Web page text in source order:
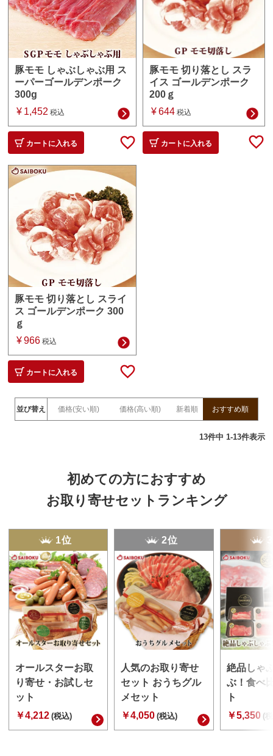
豚モモ しゃぶしゃぶ用 ス
ーパーゴールデンポーク
300g
¥ 1,452 税込
カートに入れる
豚モモ 切り落とし スラ
イス ゴールデンポーク
200ｇ
¥644 税込
カートに入れる
豚モモ 切り落とし スライ
ス ゴールデンポーク 300
ｇ
¥ 966 税込
カートに入れる
並び替え 価格(安い順) 価格(高い順) 新着順 おすすめ順
13件中 1-13件表示
初めての方におすすめ
お取り寄せセットランキング
1位
オールスターお取
り寄せ・お試しセ
ット
￥4,212 (税込)
2位
人気のお取り寄せ
セット おうちグル
メセット
￥4,050 (税込)
絶品しゃ
ぶ！食べ
ト
￥5,350 (